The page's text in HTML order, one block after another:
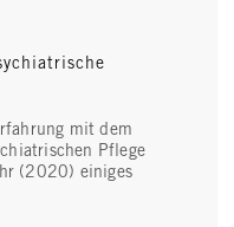
mit dem
Pflege
(2020) einiges